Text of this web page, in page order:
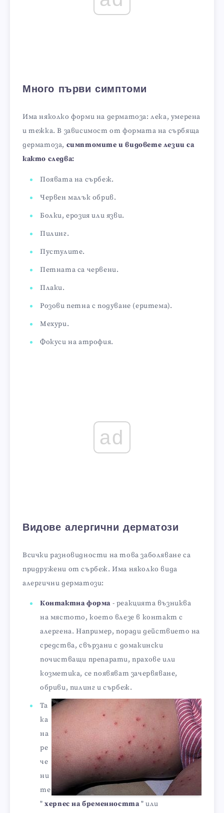
Много първи симптоми
Има няколко форми на дерматоза: лека, умерена
и тежка. В зависимост от формата на сърбяща
дерматоза, симптомите и видовете лезии са
както следва:
Появата на сърбеж.
Червен малък обрив.
Болки, ерозия или язви.
Пилинг.
Пустулите.
Петната са червени.
Плаки.
Розови петна с подуване (еритема).
Мехури.
Фокуси на атрофия.
ad
Видове алергични дерматози
Всички разновидности на това заболяване са
придружени от сърбеж. Има няколко вида
алергични дерматози:
Контактна форма - реакцията възниква
на мястото, което влезе в контакт с
алергена. Например, поради действието на
средства, свързани с домакински
почистващи препарати, прахове или
козметика, се появяват зачервяване,
обриви, пилинг и сърбеж.
Та
ка
на
ре
че
ни
те
"херпес на бременността" или